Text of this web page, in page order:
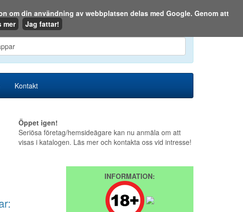
Den 7 augusti 2026
eller på webben:
Kontakt
Öppet igen!
Seriösa företag/hemsideägare kan nu anmäla om att
visas i katalogen. Läs mer och kontakta oss vid intresse!
INFORMATION:
om din användning av webbplatsen delas med Google. Genom att
mer Jag fattar!